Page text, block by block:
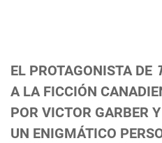
EL PROTAGONISTA DE
A LA FICCIÓN
POR VICTOR GARBER
UN ENIGMÁTICO